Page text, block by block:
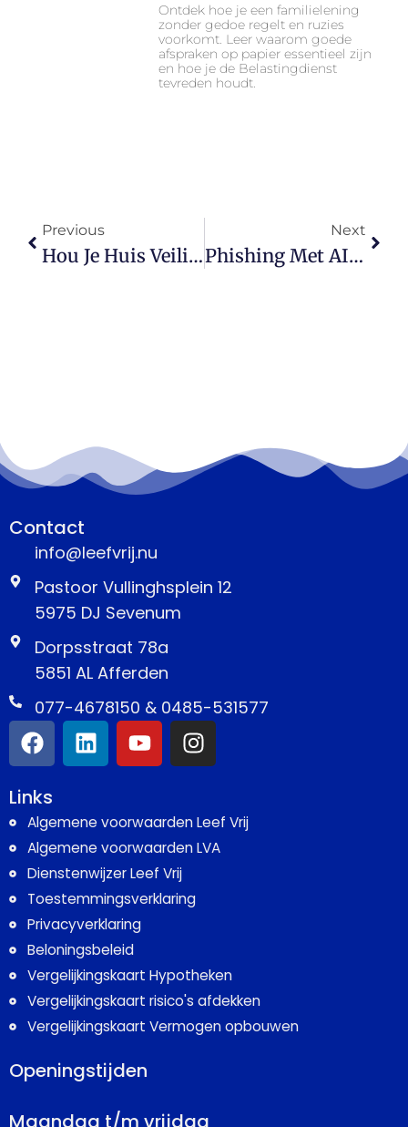
Ontdek hoe je een familielening
zonder gedoe regelt en ruzies
voorkomt. Leer waarom goede
afspraken op papier essentieel zijn
en hoe je de Belastingdienst
tevreden houdt.
Previous
Hou Je Huis Veilig Deze Winter Met Deze Eenvoudige Tips Tegen Inbraak
Next
Phishing Met AI Zorgt Voor 54 Procent Meer Klikken Bij Kleine Bedrijven
Contact
info@leefvrij.nu
Pastoor Vullinghsplein 12
5975 DJ Sevenum
Dorpsstraat 78a
5851 AL Afferden
077-4678150 & 0485-531577
Links
Algemene voorwaarden Leef Vrij
Algemene voorwaarden LVA
Dienstenwijzer Leef Vrij
Toestemmingsverklaring
Privacyverklaring
Beloningsbeleid
Vergelijkingskaart Hypotheken
Vergelijkingskaart risico's afdekken
Vergelijkingskaart Vermogen opbouwen
Openingstijden
Maandag t/m vrijdag